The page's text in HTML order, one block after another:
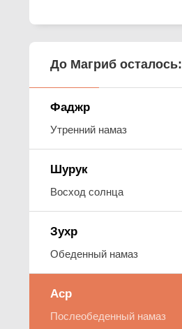
До Магриб осталось:
Фаджр
Утренний намаз
Шурук
Восход солнца
Зухр
Обеденный намаз
Аср
Послеобеденный намаз